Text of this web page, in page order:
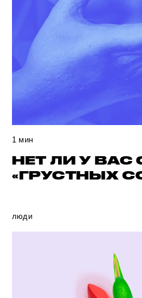
1 мин
НЕТ ЛИ У
«ГРУСТНЫХ
люди